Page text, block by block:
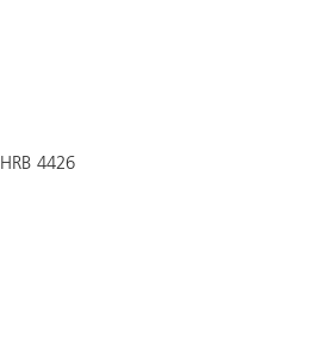
4426